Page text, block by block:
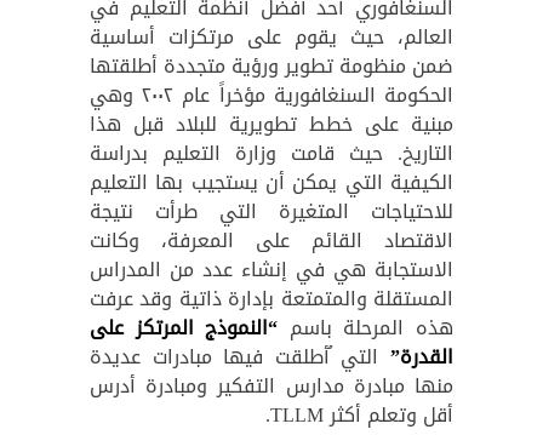
السنغافوري أحد أفضل أنظمة التعليم في
العالم، حيث يقوم على مرتكزات أساسية
ضمن منظومة تطوير ورؤية متجددة أطلقتها
الحكومة السنغافورية مؤخراً عام ٢٠٠٢ وهي
مبنية على خطط تطويرية للبلاد قبل هذا
التاريخ. حيث قامت وزارة التعليم بدراسة
الكيفية التي يمكن أن يستجيب بها التعليم
للاحتياجات المتغيرة التي طرأت نتيجة
الاقتصاد القائم على المعرفة، وكانت
الاستجابة هي في إنشاء عدد من المدراس
المستقلة والمتمتعة بإدارة ذاتية وقد عرفت
هذه المرحلة باسم “النموذج المرتكز على
القدرة” التي ُأطلقت فيها مبادرات عديدة
منها مبادرة مدارس التفكير ومبادرة أدرس
أقل وتعلم أكثر TLLM.